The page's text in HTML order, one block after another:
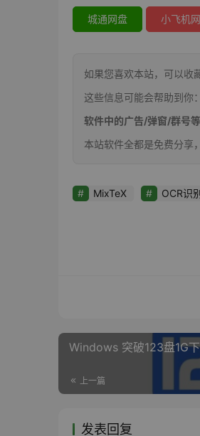
城通网盘 小飞机
如果您喜欢本站，可以收
这些信息可能会帮助到你：
软件中的广告/弹窗/群号
本站软件全都是免费分享
MixTeX OCR识
Windows 突破123盘1G
上一篇
发表回复